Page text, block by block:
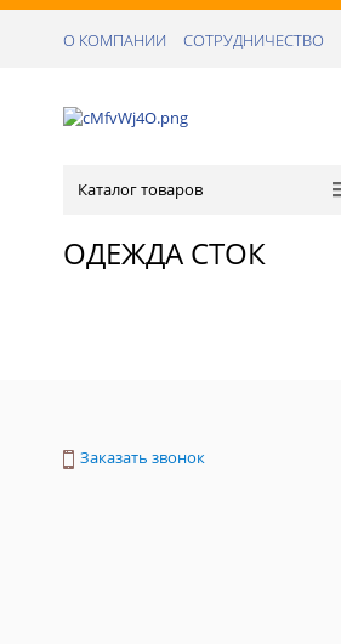
О КОМПАНИИ СОТРУДНИЧЕСТВО
Каталог товаров
ОДЕЖДА СТОК
Заказать звонок